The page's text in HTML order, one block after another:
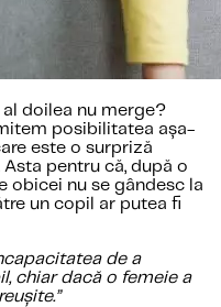
doilea nu merge?
posibilitatea așa-
este o surpriză
pentru că, după o
obicei nu se gândesc la
un copil ar putea fi
de a
chiar dacă o femeie a